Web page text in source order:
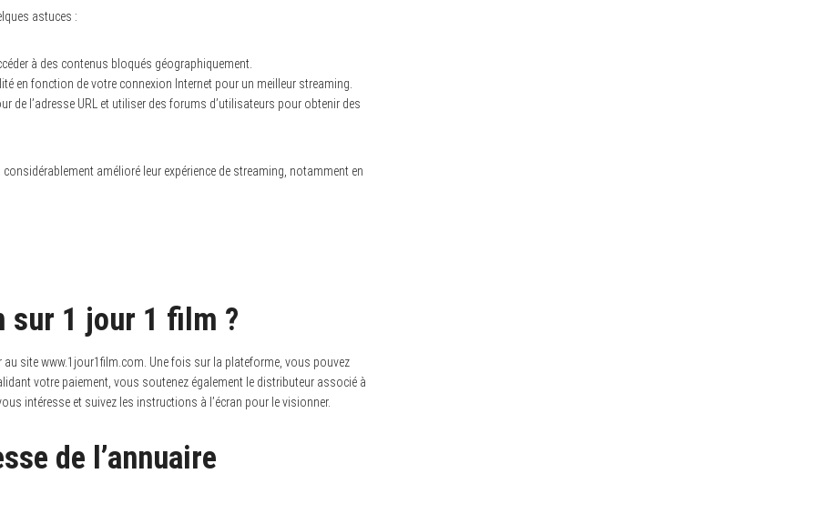
astuces :
à des contenus bloqués géographiquement.
en fonction de votre connexion Internet pour un meilleur streaming.
de l’adresse URL et utiliser des forums d’utilisateurs pour obtenir des
amélioré leur expérience de streaming, notamment en
sur 1 jour 1 film ?
au site www.1jour1film.com. Une fois sur la plateforme, vous pouvez
votre paiement, vous soutenez également le distributeur associé à
intéresse et suivez les instructions à l’écran pour le visionner.
de l’annuaire